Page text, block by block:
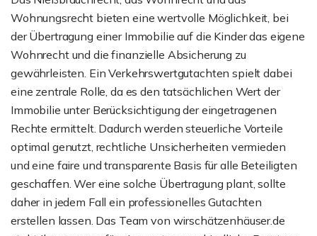
Wohnungsrecht bieten eine wertvolle Möglichkeit, bei
der Übertragung einer Immobilie auf die Kinder das eigene
Wohnrecht und die finanzielle Absicherung zu
gewährleisten. Ein Verkehrswertgutachten spielt dabei
eine zentrale Rolle, da es den tatsächlichen Wert der
Immobilie unter Berücksichtigung der eingetragenen
Rechte ermittelt. Dadurch werden steuerliche Vorteile
optimal genutzt, rechtliche Unsicherheiten vermieden
und eine faire und transparente Basis für alle Beteiligten
geschaffen. Wer eine solche Übertragung plant, sollte
daher in jedem Fall ein professionelles Gutachten
erstellen lassen. Das Team von wirschätzenhäuser.de